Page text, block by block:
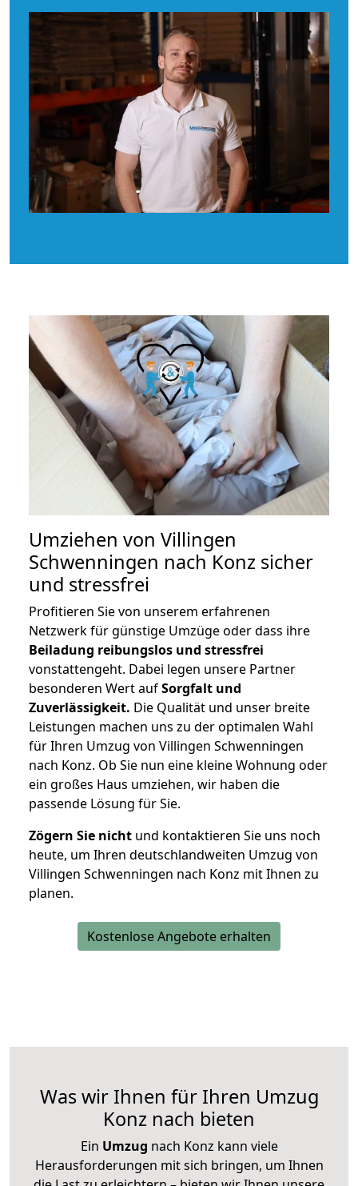
Umziehen von Villingen
Schwenningen nach Konz sicher
und stressfrei
Profitieren Sie von unserem erfahrenen
Netzwerk für günstige Umzüge oder dass ihre
Beiladung reibungslos und stressfrei
vonstattengeht. Dabei legen unsere Partner
besonderen Wert aufSorgfalt und
Zuverlässigkeit. Die Qualität und unser breite
Leistungen machen uns zu der optimalen Wahl
für Ihren Umzug von Villingen Schwenningen
nach Konz. Ob Sie nun eine kleine Wohnung oder
ein großes Haus umziehen, wir haben die
passende Lösung für Sie.
Zögern Sie nicht und kontaktieren Sie uns noch
heute, um Ihren deutschlandweiten Umzug von
Villingen Schwenningen nach Konz mit Ihnen zu
planen.
Kostenlose Angebote erhalten
Was wir Ihnen für Ihren Umzug
Konz nach bieten
Ein Umzug nach Konz kann viele
Herausforderungen mit sich bringen, um Ihnen